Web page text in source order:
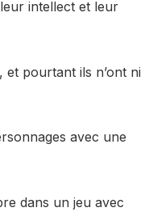
intellect et leur
pourtant ils n’ont ni
avec une
dans un jeu avec